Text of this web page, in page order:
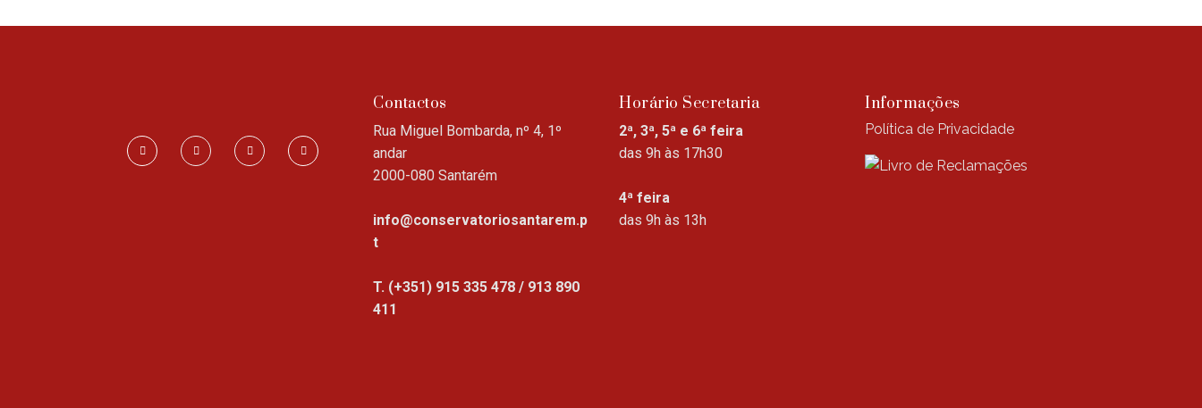
Contactos
Rua Miguel Bombarda, nº 4, 1º
andar
2000-080 Santarém
info@conservatoriosantarem.p
t
T. (+351) 915 335 478 / 913 890
411
Horário Secretaria
2ª, 3ª, 5ª e 6ª feira
das 9h às 17h30
4ª feira
das 9h às 13h
Informações
Política de Privacidade